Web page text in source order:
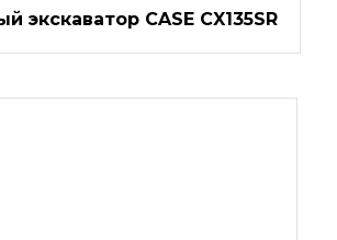
экскаватор CASE CX135SR